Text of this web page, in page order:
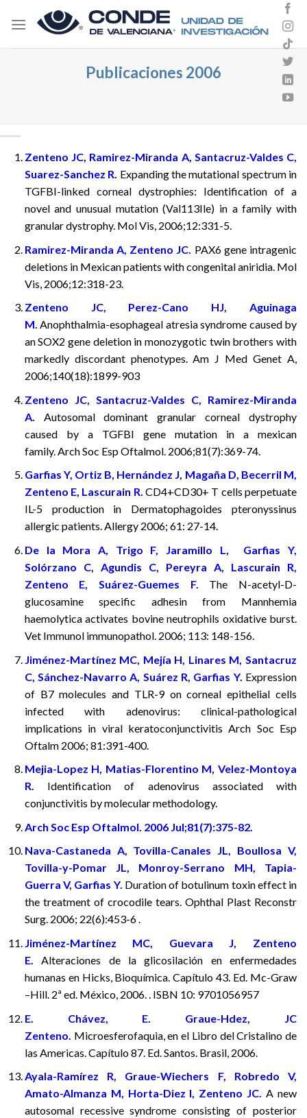
Publicaciones 2006
Zenteno JC, Ramirez-Miranda A, Santacruz-Valdes C,
Suarez-Sanchez R. Expanding the mutational spectrum in
TGFBI-linked corneal dystrophies: Identification of a
novel and unusual mutation (Val113Ile) in a family with
granular dystrophy. Mol Vis, 2006;12:331-5.
Ramirez-Miranda A, Zenteno JC. PAX6 gene intragenic
deletions in Mexican patients with congenital aniridia. Mol
Vis, 2006;12:318-23.
Zenteno JC, Perez-Cano HJ, Aguinaga
M. Anophthalmia-esophageal atresia syndrome caused by
an SOX2 gene deletion in monozygotic twin brothers with
markedly discordant phenotypes. Am J Med Genet A,
2006;140(18):1899-903
Zenteno JC, Santacruz-Valdes C, Ramirez-Miranda
A.
Autosomal dominant granular corneal dystrophy
caused by a TGFBI gene mutation in a mexican
family. Arch Soc Esp Oftalmol. 2006;81(7):369-74.
Garfias Y, Ortiz B, Hernández J, Magaña D, Becerril M,
Zenteno E, Lascurain R. CD4+CD30+ T cells perpetuate
IL-5 production in Dermatophagoides pteronyssinus
allergic patients. Allergy 2006; 61: 27-14.
De la Mora A, Trigo F, Jaramillo L, Garfias Y,
Solórzano C, Agundis C, Pereyra A, Lascurain R,
Zenteno E, Suárez-Guemes F. The N-acetyl-D-
glucosamine specific adhesin from Mannhemia
haemolytica activates bovine neutrophils oxidative burst.
Vet Immunol immunopathol. 2006; 113: 148-156.
Jiménez-Martínez MC, Mejía H, Linares M, Santacruz
C, Sánchez-Navarro A, Suárez R, Garfias Y. Expression
of B7 molecules and TLR-9 on corneal epithelial cells
infected with adenovirus: clinical-pathological
implications in viral keratoconjunctivitis Arch Soc Esp
Oftalm 2006; 81:391-400.
Mejia-Lopez H, Matias-Florentino M, Velez-Montoya
R. Identification of adenovirus associated with
conjunctivitis by molecular methodology.
Arch Soc Esp Oftalmol. 2006 Jul;81(7):375-82.
Nava-Castaneda A, Tovilla-Canales JL, Boullosa V,
Tovilla-y-Pomar JL, Monroy-Serrano MH, Tapia-
Guerra V, Garfias Y. Duration of botulinum toxin effect in
the treatment of crocodile tears. Ophthal Plast Reconstr
Surg. 2006; 22(6):453-6 .
Jiménez-Martínez MC, Guevara J, Zenteno
E.
Alteraciones de la glicosilación en enfermedades
humanas en Hicks, Bioquímica. Capítulo 43. Ed. Mc-Graw
–Hill. 2ª ed. México, 2006. . ISBN 10: 9701056957
E. Chávez, E. Graue-Hdez, JC
Zenteno. Microesferofaquia, en el Libro del Cristalino de
las Americas. Capítulo 87. Ed. Santos. Brasil, 2006.
Ayala-Ramírez R, Graue-Wiechers F, Robredo V,
Amato-Almanza M, Horta-Diez I, Zenteno JC. A new
autosomal recessive syndrome consisting of posterior